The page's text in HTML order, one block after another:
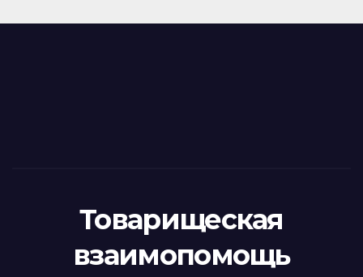
Товарищеская
взаимопомощь